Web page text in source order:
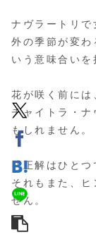
ナヴラートリで
外の季節が変わ
いう意味合いを
花が咲く前には
チャイトラ・
もしれません。
「正解はひとつ
それもまた、
せん。